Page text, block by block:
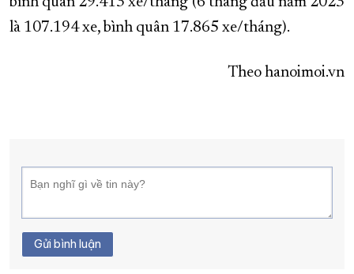
là 107.194 xe, bình quân 17.865 xe/tháng).
Theo hanoimoi.vn
Gửi bình luận